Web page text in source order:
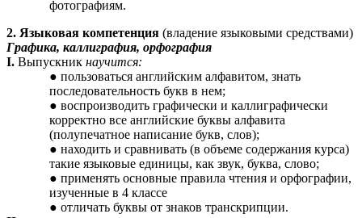
фотографиям.
2. Языковая компетенция (владение языковыми средствами)
Графика, каллиграфия, орфография
I. Выпускник научится:
пользоваться английским алфавитом, знать
последовательность букв в нем;
воспроизводить графически и каллиграфически
корректно все английские буквы алфавита
(полупечатное написание букв, слов);
находить и сравнивать (в объеме содержания курса)
такие языковые единицы, как звук, буква, слово;
применять основные правила чтения и орфографии,
изученные в 4 классе
отличать буквы от знаков транскрипции.